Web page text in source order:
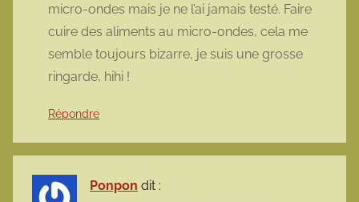
micro-ondes mais je ne l’ai jamais testé. Faire
cuire des aliments au micro-ondes, cela me
semble toujours bizarre, je suis une grosse
ringarde, hihi !
Répondre
Ponpon dit :